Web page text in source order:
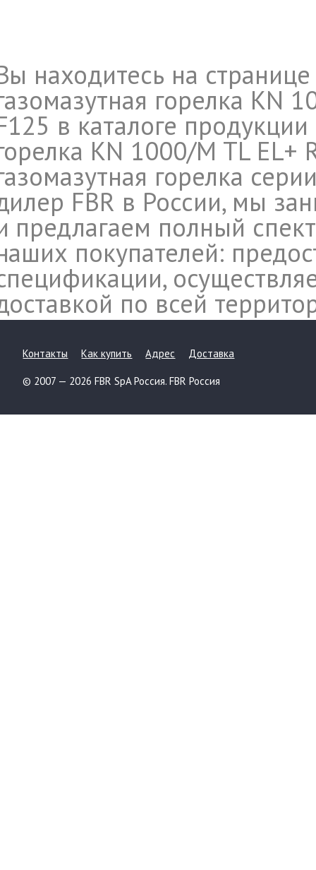
находитесь на
горелка KN
в каталоге
KN 1000/M TL EL+
горелка
FBR в России, мы
предлагаем полный
покупателей:
по всей
Контакты Как купить Адрес Доставка
© 2007 — 2026 FBR SpA Россия. FBR Россия